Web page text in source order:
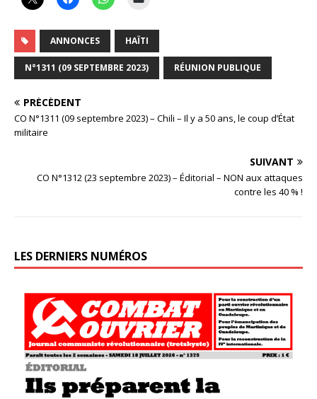
ANNONCES HAÏTI
N°1311 (09 SEPTEMBRE 2023) RÉUNION PUBLIQUE
PRÉCÉDENT
CO N°1311 (09 septembre 2023) – Chili – Il y a 50 ans, le coup d’État
militaire
SUIVANT
CO N°1312 (23 septembre 2023) – Éditorial – NON aux attaques
contre les 40 % !
LES DERNIERS NUMÉROS